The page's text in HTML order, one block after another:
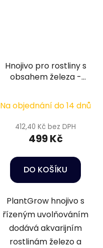
Hnojivo pro rostliny s
obsahem železa -
Release Iron Fert.
Fert. 500 ml
Na objednání do 14 dnů
412,40 Kč bez DPH
499 Kč
DO KOŠÍKU
PlantGrow hnojivo s
řízeným uvolňováním
dodává akvarijním
rostlinám železo a